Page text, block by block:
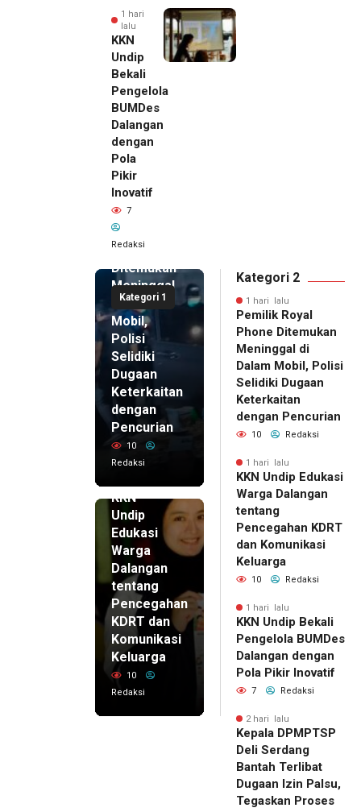
1 hari
lalu
KKN
Undip
Bekali
Pengelola
BUMDes
Dalangan
dengan
Pola
Pikir
Inovatif
7
Redaksi
Kategori 1
1 hari lalu
Pemilik
Royal
Phone
Ditemukan
Meninggal
di Dalam
Mobil,
Polisi
Selidiki
Dugaan
Keterkaitan
dengan
Pencurian
10
Redaksi
KKN
Undip
Edukasi
Warga
Dalangan
tentang
Pencegahan
KDRT dan
Komunikasi
Keluarga
10
Redaksi
Kategori 2
1 hari lalu
Pemilik Royal
Phone Ditemukan
Meninggal di
Dalam Mobil, Polisi
Selidiki Dugaan
Keterkaitan
dengan Pencurian
10 Redaksi
1 hari lalu
KKN Undip Edukasi
Warga Dalangan
tentang
Pencegahan KDRT
dan Komunikasi
Keluarga
10 Redaksi
1 hari lalu
KKN Undip Bekali
Pengelola BUMDes
Dalangan dengan
Pola Pikir Inovatif
7 Redaksi
2 hari lalu
Kepala DPMPTSP
Deli Serdang
Bantah Terlibat
Dugaan Izin Palsu,
Tegaskan Proses